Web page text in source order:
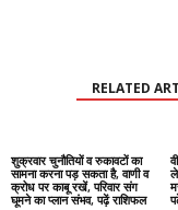
RELATED
शुक्रवार चुनौतियों व रुकावटों का
सामना करना पड़ सकता है, वाणी व
क्रोध पर काबू रखें, परिवार संग
घूमने का प्लान संभव, पढ़ें राशिफल